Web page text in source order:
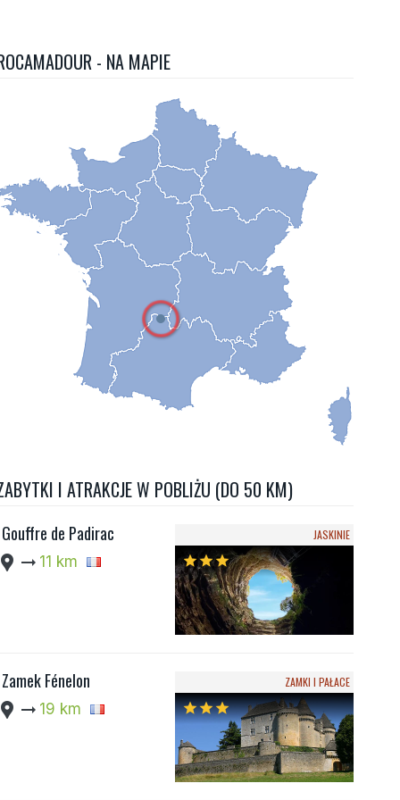
- NA MAPIE
I ATRAKCJE W POBLIŻU (DO 50 KM)
Gouffre de Padirac
location_pin arrow_right_alt 11 km
JASKINIE
starstarstar
Zamek Fénelon
location_pin arrow_right_alt 19 km
ZAMKI I PAŁACE
starstarstar